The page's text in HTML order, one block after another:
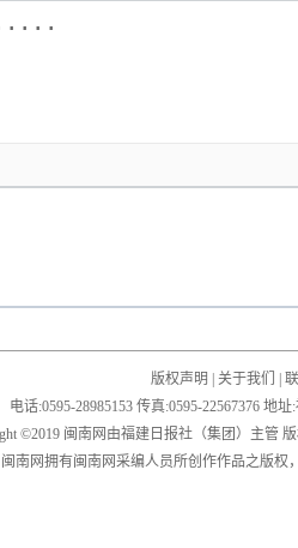
版权声明 关于我们
电话:0595-28985153 传真:0595-22567376 地
©2019 闽南网由福建日报社（集团）主管
闽南网拥有闽南网采编人员所创作作品之版